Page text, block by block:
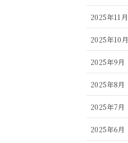
2025年11月
2025年10月
2025年9月
2025年8月
2025年7月
2025年6月